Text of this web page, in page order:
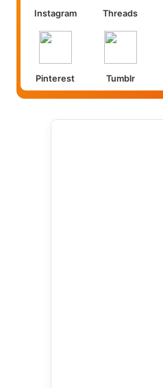
Instagram Threads
Pinterest Tumblr